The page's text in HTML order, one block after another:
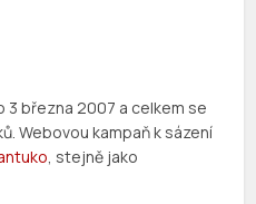
3 března 2007 a celkem se
Webovou kampaň k sázení
, stejně jako